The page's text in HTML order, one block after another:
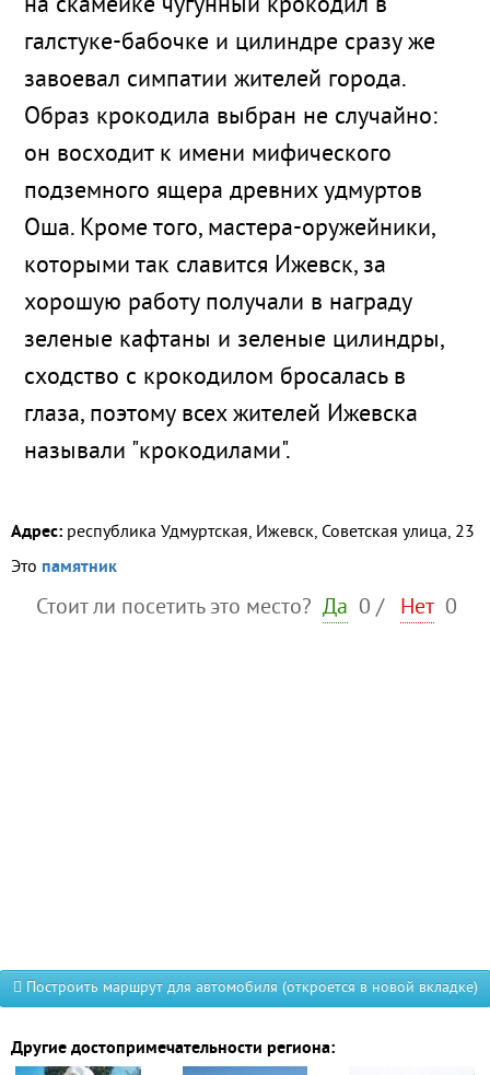
на скамейке чугунный крокодил в
галстуке-бабочке и цилиндре сразу же
завоевал симпатии жителей города.
Образ крокодила выбран не случайно:
он восходит к имени мифического
подземного ящера древних удмуртов
Оша. Кроме того, мастера-оружейники,
которыми так славится Ижевск, за
хорошую работу получали в награду
зеленые кафтаны и зеленые цилиндры,
сходство с крокодилом бросалась в
глаза, поэтому всех жителей Ижевска
называли "крокодилами".
Адрес: республика Удмуртская, Ижевск, Советская улица, 23
Это памятник
Стоит ли посетить это место? Да 0 / Нет 0
Построить маршрут для автомобиля (откроется в новой вкладке)
Другие достопримечательности региона: